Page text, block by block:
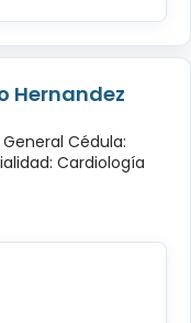
Hernandez
Cédula:
Cardiología